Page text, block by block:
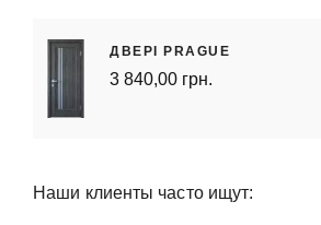
ДВЕРІ PRAGUE
3 840,00 грн.
Наши клиенты часто ищут: